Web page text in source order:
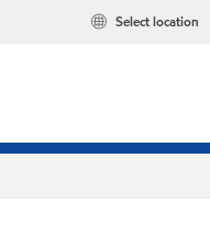
Select location